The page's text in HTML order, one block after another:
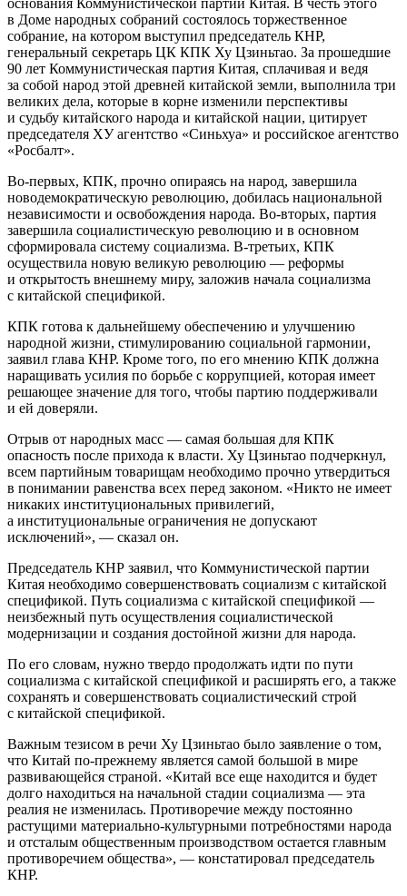
в Доме народных собраний состоялось торжественное
собрание, на котором выступил председатель КНР,
генеральный секретарь ЦК КПК Ху Цзиньтао. За прошедшие
90 лет Коммунистическая партия Китая, сплачивая и ведя
за собой народ этой древней китайской земли, выполнила три
великих дела, которые в корне изменили перспективы
и судьбу китайского народа и китайской нации, цитирует
председателя ХУ агентство «Синьхуа» и российское агентство
«Росбалт».
Во-первых, КПК, прочно опираясь на народ, завершила
новодемократическую революцию, добилась национальной
независимости и освобождения народа. Во-вторых, партия
завершила социалистическую революцию и в основном
сформировала систему социализма. В-третьих, КПК
осуществила новую великую революцию — реформы
и открытость внешнему миру, заложив начала социализма
с китайской спецификой.
КПК готова к дальнейшему обеспечению и улучшению
народной жизни, стимулированию социальной гармонии,
заявил глава КНР. Кроме того, по его мнению КПК должна
наращивать усилия по борьбе с коррупцией, которая имеет
решающее значение для того, чтобы партию поддерживали
и ей доверяли.
Отрыв от народных масс — самая большая для КПК
опасность после прихода к власти. Ху Цзиньтао подчеркнул,
всем партийным товарищам необходимо прочно утвердиться
в понимании равенства всех перед законом. «Никто не имеет
никаких институциональных привилегий,
а институциональные ограничения не допускают
исключений», — сказал он.
Председатель КНР заявил, что Коммунистической партии
Китая необходимо совершенствовать социализм с китайской
спецификой. Путь социализма с китайской спецификой —
неизбежный путь осуществления социалистической
модернизации и создания достойной жизни для народа.
По его словам, нужно твердо продолжать идти по пути
социализма с китайской спецификой и расширять его, а также
сохранять и совершенствовать социалистический строй
с китайской спецификой.
Важным тезисом в речи Ху Цзиньтао было заявление о том,
что Китай по-прежнему является самой большой в мире
развивающейся страной. «Китай все еще находится и будет
долго находиться на начальной стадии социализма — эта
реалия не изменилась. Противоречие между постоянно
растущими материально-культурными потребностями народа
и отсталым общественным производством остается главным
противоречием общества», — констатировал председатель
КНР.